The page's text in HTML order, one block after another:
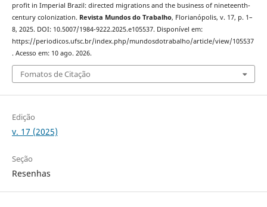
profit in Imperial Brazil: directed migrations and the business of nineteenth-
century colonization. Revista Mundos do Trabalho, Florianópolis, v. 17, p. 1–
8, 2025. DOI: 10.5007/1984-9222.2025.e105537. Disponível em:
https://periodicos.ufsc.br/index.php/mundosdotrabalho/article/view/105537
. Acesso em: 10 ago. 2026.
Fomatos de Citação
Edição
v. 17 (2025)
Seção
Resenhas